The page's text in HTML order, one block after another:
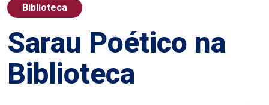
Biblioteca
Sarau Poético na
Biblioteca